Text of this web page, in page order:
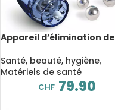
Appareil d’élimination de
thérapie OPEP, sans
médicament
Santé, beauté, hygiène,
Matériels de santé
CHF 79.90